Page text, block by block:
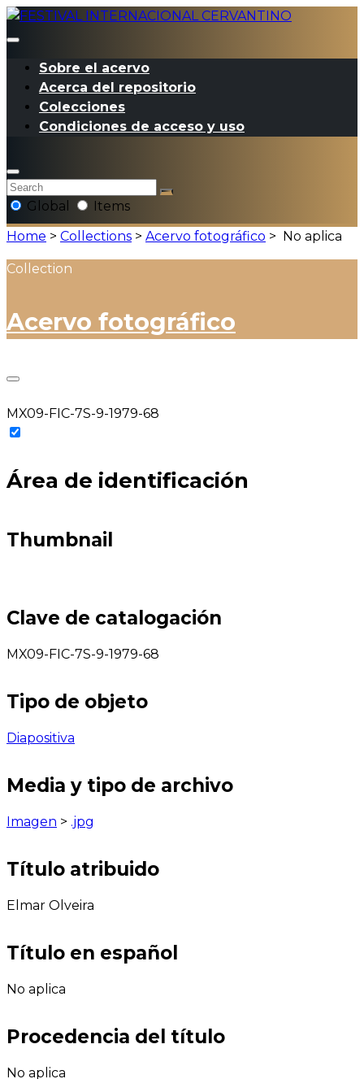
Sobre el acervo
Acerca del repositorio
Colecciones
Condiciones de acceso y uso
Global
Items
Home > Collections > Acervo fotográfico > No aplica
Collection
Acervo fotográfico
MX09-FIC-7S-9-1979-68
Área de identificación
Thumbnail
Clave de catalogación
MX09-FIC-7S-9-1979-68
Tipo de objeto
Diapositiva
Media y tipo de archivo
Imagen > .jpg
Título atribuido
Elmar Olveira
Título en español
No aplica
Procedencia del título
No aplica